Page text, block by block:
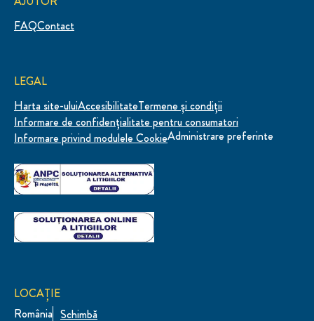
FAQContact
LEGAL
Harta site-uluiAccesibilitateTermene și condiții
Informare de confidenţialitate pentru consumatori
Informare privind modulele CookieAdministrare preferinte
LOCAȚIE
România Schimbă